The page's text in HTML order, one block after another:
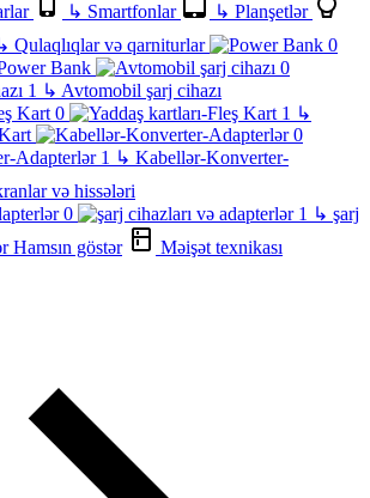
↳ Smartfonlar ↳ Planşetlər
Qulaqlıqlar və qarniturlar
Bank
↳ Avtomobil şarj cihazı
↳
↳ Kabellər-Konverter-
və hissələri
↳ şarj
Hamsın göstər Məişət texnikası